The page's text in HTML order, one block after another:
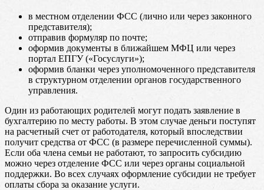
в местном отделении ФСС (лично или через законного
представителя);
отправив формуляр по почте;
оформив документы в ближайшем МФЦ или через
портал ЕПГУ («Госуслуги»);
оформив бланки через уполномоченного представителя
в структурном отделении органов государственного
управления.
Один из работающих родителей могут подать заявление в
бухгалтерию по месту работы. В этом случае деньги поступят
на расчетный счет от работодателя, который впоследствии
получит средства от ФСС (в размере перечисленной суммы).
Если оба члена семьи не работают, то запросить субсидию
можно через отделение ФСС или через органы социальной
поддержки. Во всех случаях оформление субсидии не требует
оплаты сбора за оказание услуги.